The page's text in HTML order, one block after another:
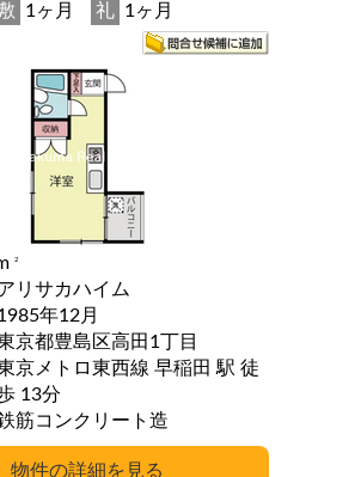
1ヶ月 礼 1ヶ月
2
リサカハイム
年12月
京都豊島区高田1丁目
京メトロ東西線 早稲田 駅 徒
歩 13分
筋コンクリート造